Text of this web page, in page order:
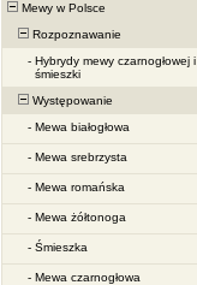
Mewy w Polsce
Rozpoznawanie
- Hybrydy mewy czarnogłowej i
śmieszki
Występowanie
- Mewa białogłowa
- Mewa srebrzysta
- Mewa romańska
- Mewa żółtonoga
- Śmieszka
- Mewa czarnogłowa